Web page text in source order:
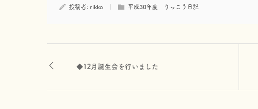
投稿者: rikko 平成30年度 りっこう日記
◆12月誕生会を行いました